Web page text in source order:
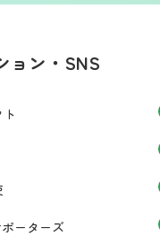
ョン・SNS
ーターズ